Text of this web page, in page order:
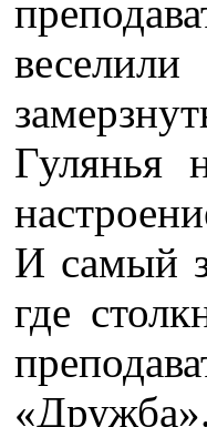
Гулянья
И самый
где